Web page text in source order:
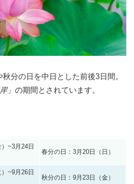
分の日を中日とした前後3日間。
」の期間とされています。
~3月24日
春分の日：3月20日（日）
~9月26日
秋分の日：9月23日（金）